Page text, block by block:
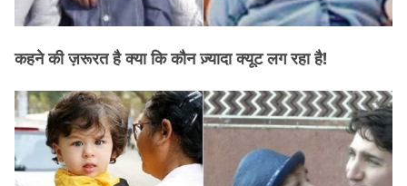
कहने की ज़रूरत है क्या कि कौन ज़्यादा क्यूट लग रहा है!